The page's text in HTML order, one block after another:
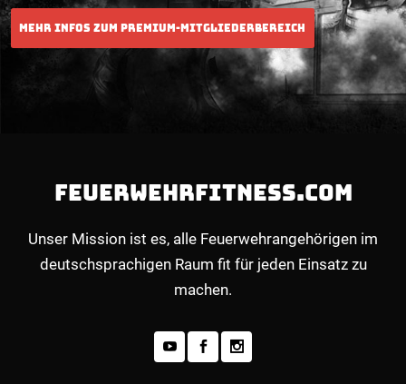
FEUERWEHRFITNESS.COM
Unser Mission ist es, alle Feuerwehrangehörigen im
deutschsprachigen Raum fit für jeden Einsatz zu
machen.